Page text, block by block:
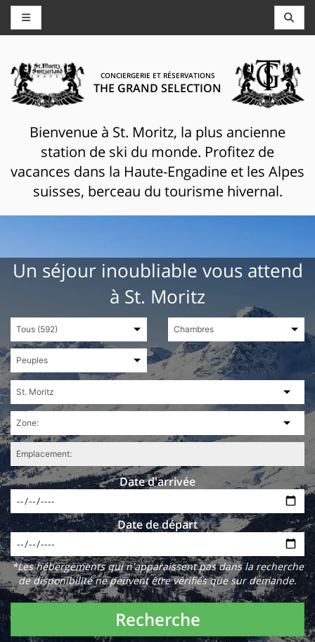
CONCIERGERIE ET RÉSERVATIONS
THE GRAND SELECTION
Bienvenue à St. Moritz, la plus ancienne
station de ski du monde. Profitez de
vacances dans la Haute-Engadine et les Alpes
suisses, berceau du tourisme hivernal.
Un séjour inoubliable vous attend
à St. Moritz
Date d'arrivée
Date de départ
*Les hébergements qui n'apparaissent pas dans la recherche
de disponibilité ne peuvent être vérifiés que sur demande.
Recherche